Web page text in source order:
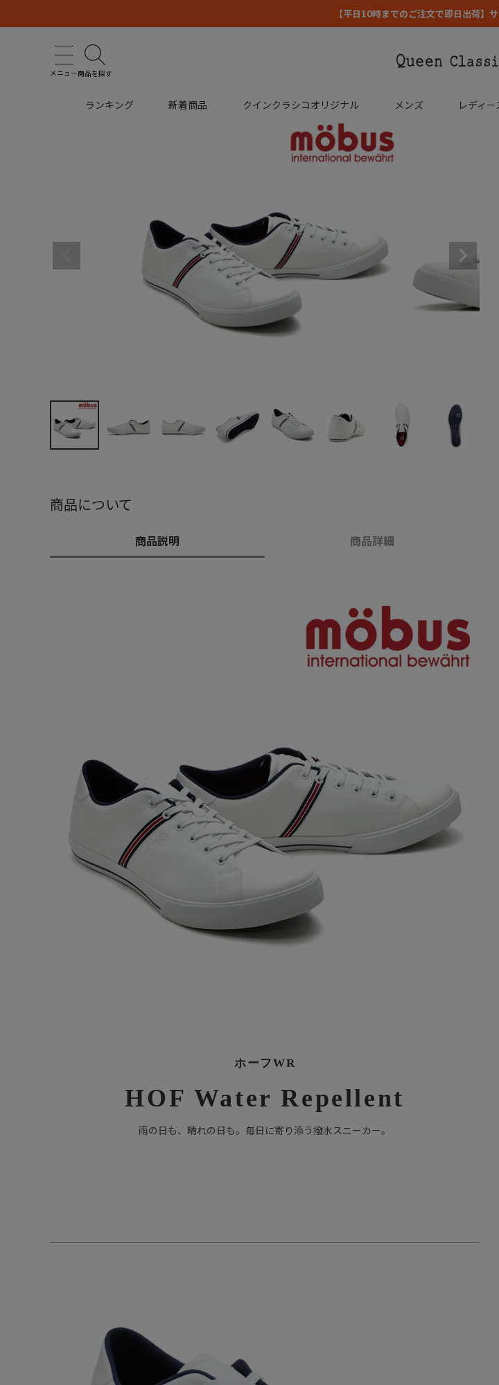
【平日10時までのご注文で即日出荷】
メニュー商品を探す
ランキング 新着商品 クインクラシコオリジナル メンズ レディー
商品について
商品説明 商品詳細
ホーフWR
HOF Water Repellent
雨の日も、晴れの日も。毎日に寄り添う撥水スニーカー。